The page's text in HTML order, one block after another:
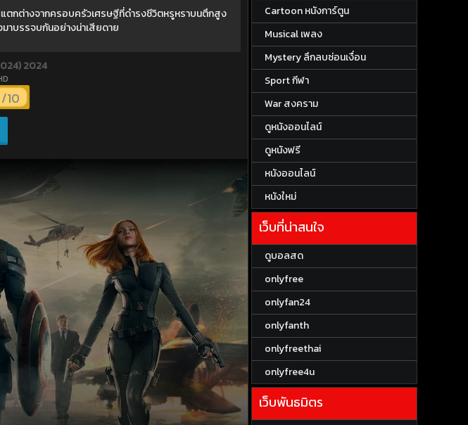
กต่างจากครอบครัวเศรษฐีที่ดำรงชีวิตหรูหราบนตึกสูง
าบรรจบกันอย่างน่าเสียดาย
2024
/10
Cartoon หนังการ์ตูน
Musical เพลง
Mystery ลึกลบซ่อนเงื่อน
Sport กีฬา
War สงคราม
ดูหนังออนไลน์
ดูหนังฟรี
หนังออนไลน์
หนังใหม่
เว็บที่น่าสนใจ
ดูบอลสด
onlyfree
onlyfan24
onlyfanth
onlyfreethai
onlyfree4u
เว็บพันธมิตร